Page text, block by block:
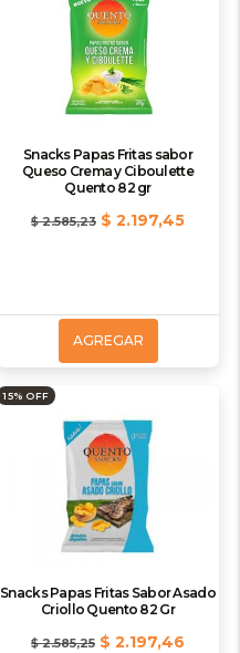
Snacks Papas Fritas sabor
Queso Crema y Ciboulette
Quento 82 gr
$ 2.585,23 $ 2.197,45
AGREGAR
15% OFF
Snacks Papas Fritas Sabor Asado
Criollo Quento 82 Gr
$ 2.585,25 $ 2.197,46